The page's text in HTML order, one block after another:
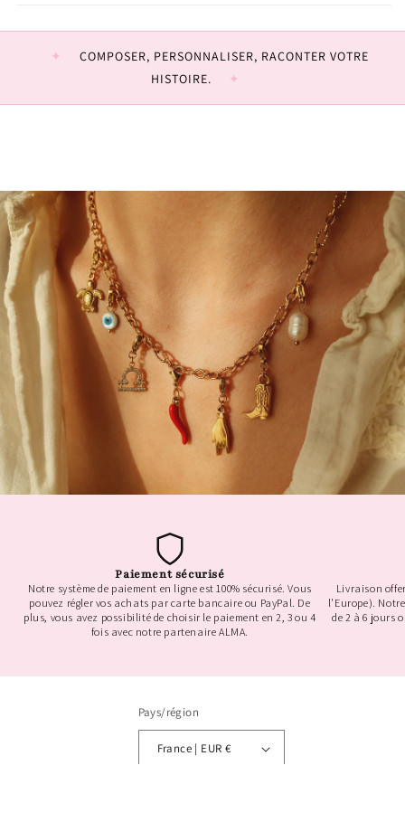
COMPOSER, PERSONNALISER, RACONTER VOTRE
HISTOIRE.
Paiement sécurisé
Notre système de paiement en ligne est 100% sécurisé. Vous
pouvez régler vos achats par carte bancaire ou PayPal. De
plus, vous avez possibilité de choisir le paiement en 2, 3 ou 4
fois avec notre partenaire ALMA.
Livraison
l'Europe).
de 2 à 6 jours
Pays/région
France | EUR €